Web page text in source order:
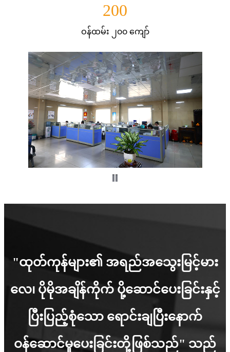
200
ဝန်ထမ်း ၂၀၀ ကျော်
"ထုတ်ကုန်များ၏ အရည်အသွေးမြင့်မား
လေ၊ ပိုမိုအချိန်ကိုက် ပို့ဆောင်ပေးခြင်းနှင့်
ပြီးပြည့်စုံသော ရောင်းချပြီးနောက်
ဝန်ဆောင်မှုပေးခြင်းတို့ဖြစ်သည်" သည်